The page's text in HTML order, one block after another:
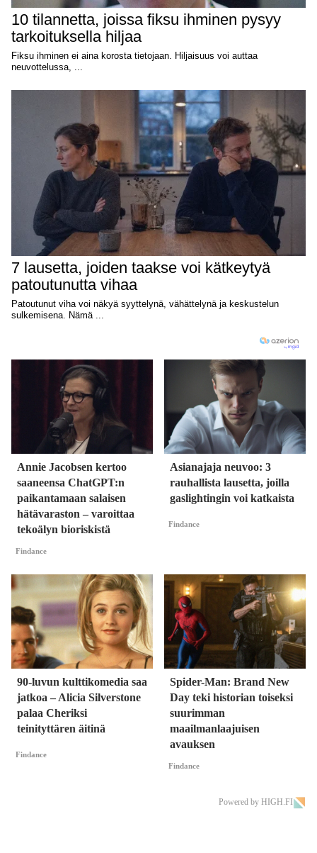
Annie Jacobsen kertoo
saaneensa ChatGPT:n
paikantamaan salaisen
hätävaraston – varoittaa
tekoälyn bioriskistä
Findance
Asianajaja neuvoo: 3
rauhallista lausetta, joilla
gaslightingin voi katkaista
Findance
90-luvun kulttikomedia saa
jatkoa – Alicia Silverstone
palaa Cheriksi
teinityttären äitinä
Findance
Spider-Man: Brand New
Day teki historian toiseksi
suurimman
maailmanlaajuisen
avauksen
Findance
Powered by HIGH.FI